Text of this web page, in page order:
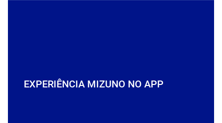
EXPERIÊNCIA MIZUNO NO APP